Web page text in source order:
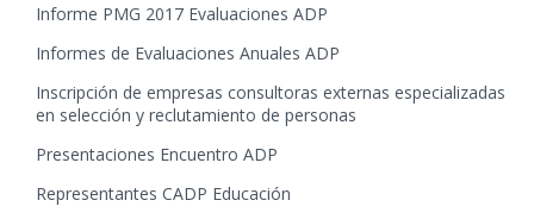
Informe PMG 2017 Evaluaciones ADP
Informes de Evaluaciones Anuales ADP
Inscripción de empresas consultoras externas especializadas
en selección y reclutamiento de personas
Presentaciones Encuentro ADP
Representantes CADP Educación